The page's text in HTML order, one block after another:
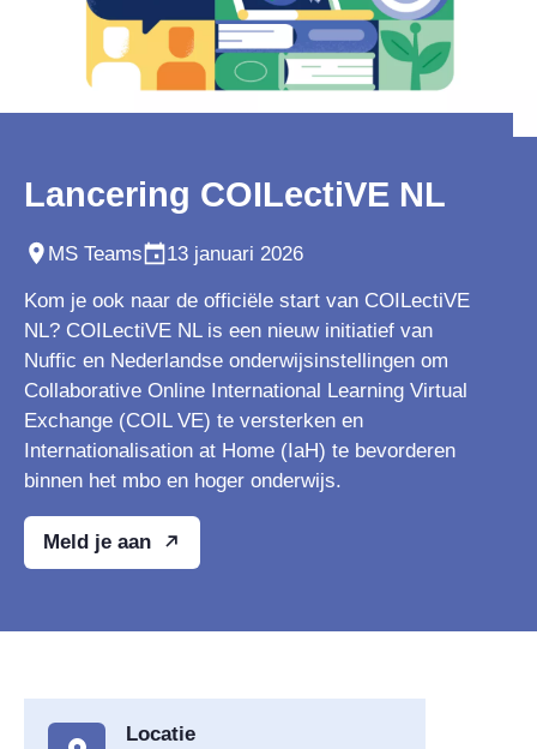
Lancering COILectiVE NL
MS Teams 13 januari 2026
Kom je ook naar de officiële start van COILectiVE
NL? COILectiVE NL is een nieuw initiatief van
Nuffic en Nederlandse onderwijsinstellingen om
Collaborative Online International Learning Virtual
Exchange (COIL VE) te versterken en
Internationalisation at Home (IaH) te bevorderen
binnen het mbo en hoger onderwijs.
Meld je aan
Locatie